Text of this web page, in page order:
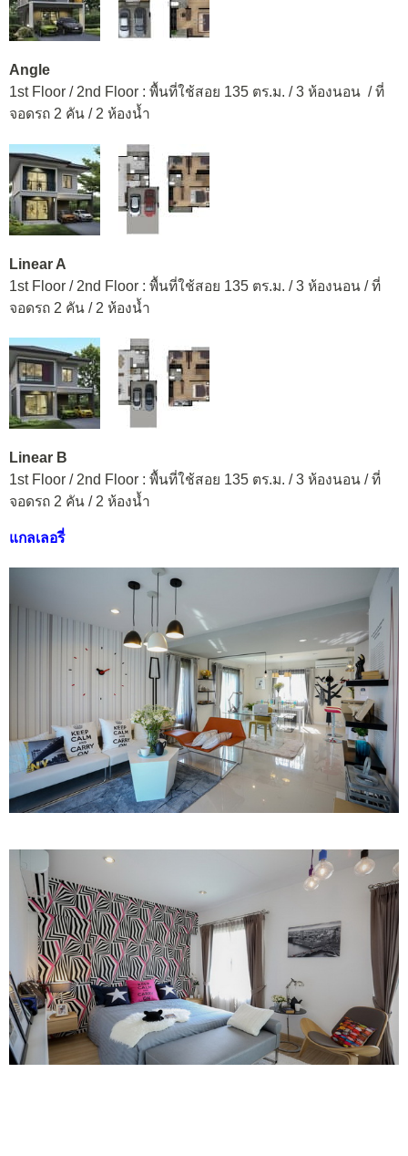
Angle
1st Floor / 2nd Floor : พื้นที่ใช้สอย 135 ตร.ม. / 3 ห้องนอน / ที่
จอดรถ 2 คัน / 2 ห้องน้ำ
Linear A
1st Floor / 2nd Floor : พื้นที่ใช้สอย 135 ตร.ม. / 3 ห้องนอน / ที่
จอดรถ 2 คัน / 2 ห้องน้ำ
Linear B
1st Floor / 2nd Floor : พื้นที่ใช้สอย 135 ตร.ม. / 3 ห้องนอน / ที่
จอดรถ 2 คัน / 2 ห้องน้ำ
แกลเลอรี่